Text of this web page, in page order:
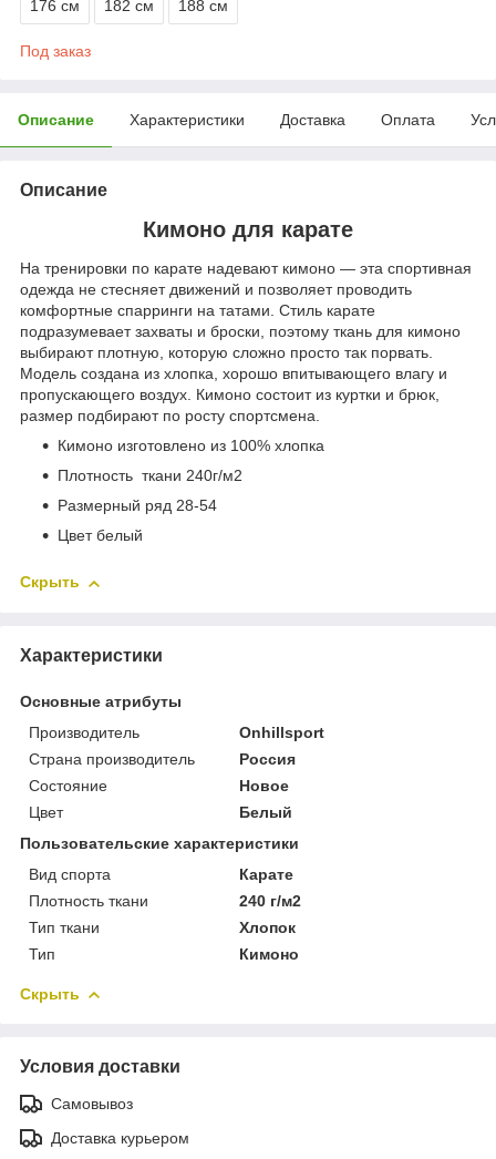
176 см 182 см 188 см
Под заказ
Описание Характеристики Доставка Оплата
Описание
Кимоно для карате
На тренировки по карате надевают кимоно — эта спортивная
одежда не стесняет движений и позволяет проводить
комфортные спарринги на татами. Стиль карате
подразумевает захваты и броски, поэтому ткань для кимоно
выбирают плотную, которую сложно просто так порвать.
Модель создана из хлопка, хорошо впитывающего влагу и
пропускающего воздух. Кимоно состоит из куртки и брюк,
размер подбирают по росту спортсмена.
Кимоно изготовлено из 100% хлопка
Плотность ткани 240г/м2
Размерный ряд 28-54
Цвет белый
Скрыть
Характеристики
Основные атрибуты
Производитель
Onhillsport
Страна производитель
Россия
Состояние
Новое
Цвет
Белый
Пользовательские характеристики
Вид спорта
Карате
Плотность ткани
240 г/м2
Тип ткани
Хлопок
Тип
Кимоно
Скрыть
Условия доставки
Самовывоз
Доставка курьером